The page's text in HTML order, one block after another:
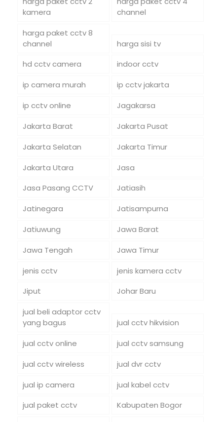
kamera
channel
harga paket cctv 8
channel
harga sisi tv
hd cctv camera
indoor cctv
ip camera murah
ip cctv jakarta
ip cctv online
Jagakarsa
Jakarta Barat
Jakarta Pusat
Jakarta Selatan
Jakarta Timur
Jakarta Utara
Jasa
Jasa Pasang CCTV
Jatiasih
Jatinegara
Jatisampurna
Jatiuwung
Jawa Barat
Jawa Tengah
Jawa Timur
jenis cctv
jenis kamera cctv
Jiput
Johar Baru
jual beli adaptor cctv
yang bagus
jual cctv hikvision
jual cctv online
jual cctv samsung
jual cctv wireless
jual dvr cctv
jual ip camera
jual kabel cctv
jual paket cctv
Kabupaten Bogor